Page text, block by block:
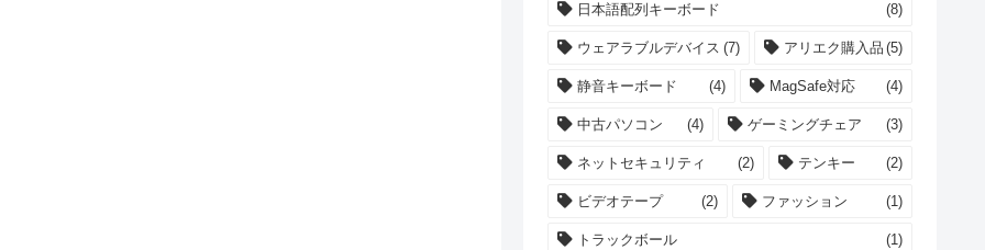
日本語配列キーボード (8)
ウェアラブルデバイス (7) アリエク購入品 (5)
静音キーボード (4) MagSafe対応 (4)
中古パソコン (4) ゲーミングチェア (3)
ネットセキュリティ (2) テンキー (2)
ビデオテープ (2) ファッション (1)
トラックボール (1)